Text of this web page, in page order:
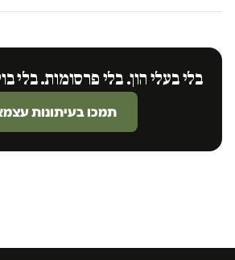
בלי בעלי הון. בלי פרסומות. בלי
תמכו בעיתונות